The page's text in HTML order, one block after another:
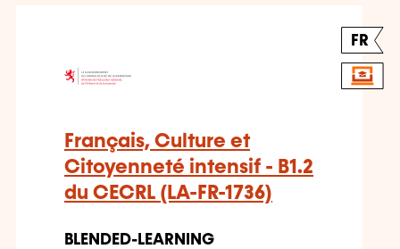
FR
Français, Culture et
Citoyenneté intensif - B1.2
du CECRL (LA-FR-1736)
BLENDED-LEARNING